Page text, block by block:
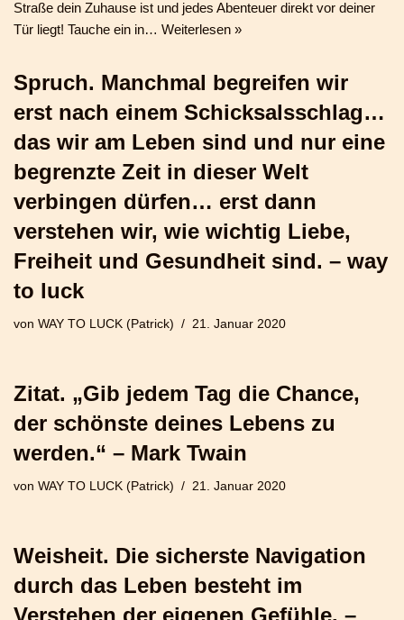
Straße dein Zuhause ist und jedes Abenteuer direkt vor deiner
Tür liegt! Tauche ein in… Weiterlesen »
Spruch. Manchmal begreifen wir
erst nach einem Schicksalsschlag…
das wir am Leben sind und nur eine
begrenzte Zeit in dieser Welt
verbingen dürfen… erst dann
verstehen wir, wie wichtig Liebe,
Freiheit und Gesundheit sind. – way
to luck
von WAY TO LUCK (Patrick) 21. Januar 2020
Zitat. „Gib jedem Tag die Chance,
der schönste deines Lebens zu
werden.“ – Mark Twain
von WAY TO LUCK (Patrick) 21. Januar 2020
Weisheit. Die sicherste Navigation
durch das Leben besteht im
Verstehen der eigenen Gefühle. –